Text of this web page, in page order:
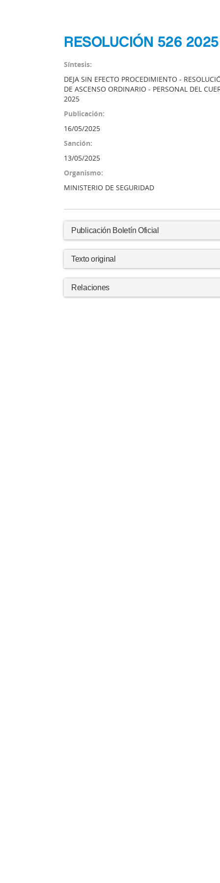
RESOLUCIÓN 526
Síntesis:
DEJA SIN EFECTO PROCEDIMIENTO -
DE ASCENSO ORDINARIO - PERSONAL DEL
2025
Publicación:
16/05/2025
Sanción:
13/05/2025
Organismo:
MINISTERIO DE SEGURIDAD
Publicación Boletín Oficial
Texto original
Relaciones